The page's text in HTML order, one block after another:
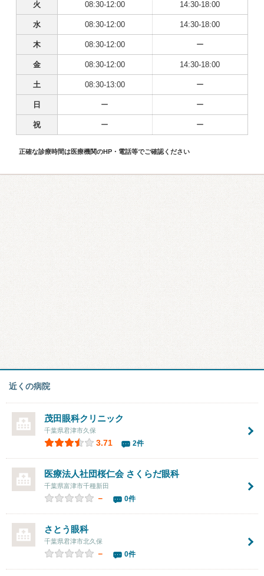
火 08:30-12:00 14:30-18:00
水 08:30-12:00 14:30-18:00
木 08:30-12:00 ー
金 08:30-12:00 14:30-18:00
土 08:30-13:00 ー
日 ー ー
祝 ー ー
正確な診療時間は医療機関のHP・電話等でご確認ください
近くの病院
茂田眼科クリニック
千葉県君津市久保
3.71 2件
医療法人社団桜仁会 さくらだ眼科
千葉県富津市千種新田
－ 0件
さとう眼科
千葉県君津市北久保
－ 0件